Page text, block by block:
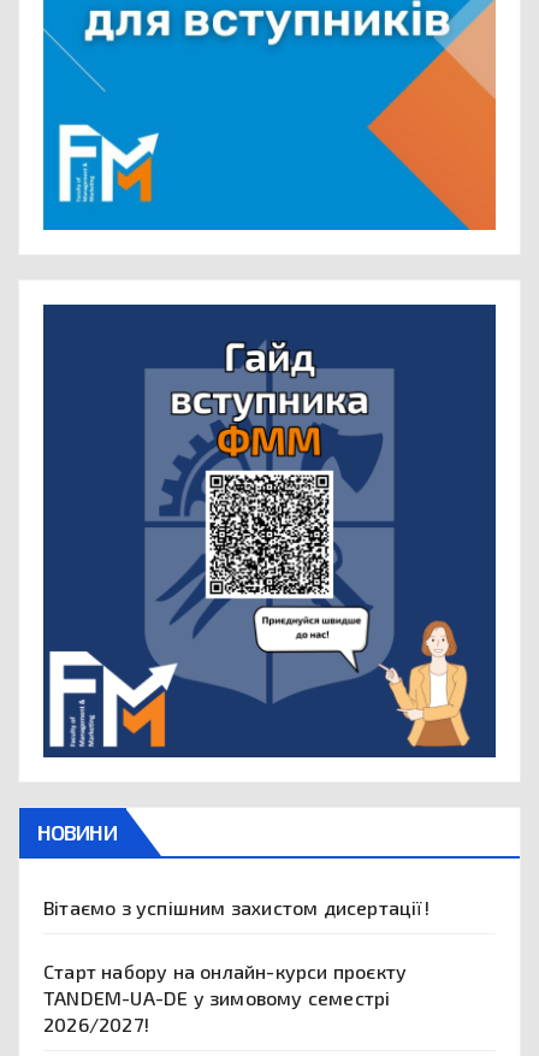
НОВИНИ
Вітаємо з успішним захистом дисертації!
Старт набору на онлайн-курси проєкту
TANDEM-UA-DE у зимовому семестрі
2026/2027!